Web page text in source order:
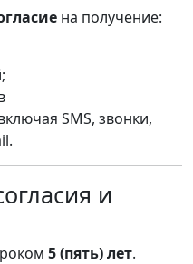
на получение:
SMS, звонки,
и
5 (пять) лет.